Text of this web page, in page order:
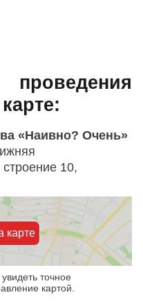
«Наивно? Очень»
10,
карте
точное
картой.